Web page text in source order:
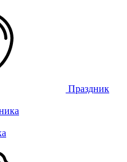
Праздник